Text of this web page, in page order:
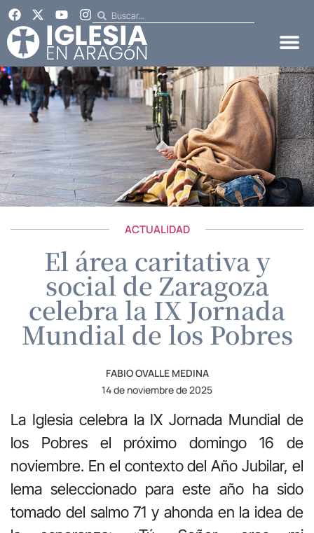
ACTUALIDAD
El área caritativa y
social de Zaragoza
celebra la IX Jornada
Mundial de los Pobres
FABIO OVALLE MEDINA
14 de noviembre de 2025
La Iglesia celebra la IX Jornada Mundial de
los Pobres el próximo domingo 16 de
noviembre. En el contexto del Año Jubilar, el
lema seleccionado para este año ha sido
tomado del salmo 71 y ahonda en la idea de